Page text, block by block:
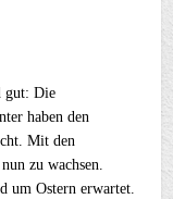
gut: Die
haben den
Mit den
zu wachsen.
um Ostern erwartet.